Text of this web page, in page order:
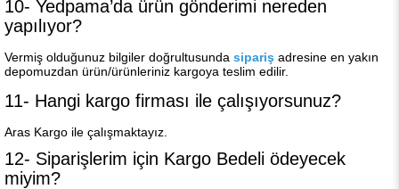
10- Yedpama’da ürün gönderimi nereden
yapılıyor?
Vermiş olduğunuz bilgiler doğrultusunda sipariş adresine en yakın
depomuzdan ürün/ürünleriniz kargoya teslim edilir.
11- Hangi kargo firması ile çalışıyorsunuz?
Aras Kargo ile çalışmaktayız.
12- Siparişlerim için Kargo Bedeli ödeyecek
miyim?